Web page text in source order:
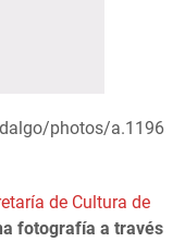
photos/a.1196
de Cultura de
fotografía a través